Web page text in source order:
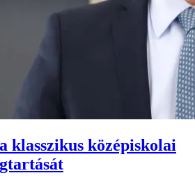
klasszikus középiskolai